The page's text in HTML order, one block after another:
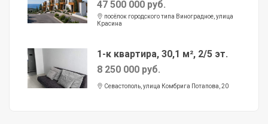
47 500 000 руб.
посёлок городского типа Виноградное, улица
Красина
1-к квартира, 30,1 м², 2/5 эт.
8 250 000 руб.
Севастополь, улица Комбрига Потапова, 20